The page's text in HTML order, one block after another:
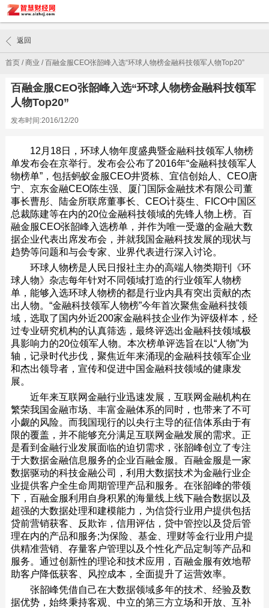
首页/商业 /百融金服CEO张韶峰入选“环球人物榜金融科技领军人物Top20”
返回
百融金服CEO张韶峰入选“环球人物榜金融科技领军
人物Top20”
发布时间:2016/12/20
12月18日，环球人物年度盛典暨金融科技领军人物榜
单发布会在京举行。发布会公布了2016年“金融科技领军人
物榜单”，包括蚂蚁金服CEO井贤栋、宜信创始人、CEO唐
宁、京东金融CEO陈生强、厦门国际金融技术有限公司董
事长曹彤、陆金所联席董事长、CEO计葵生、FICO中国区
总裁陈建等在内的20位金融科技领域的先锋人物上榜。百
融金服CEO张韶峰入选榜单，并作为唯一受邀的金融大数
据企业代表出席发布会，并就我国金融科技发展的现状与
趋势等问题和与会专家、业界代表进行深入讨论。
环球人物榜是人民日报社主办的高端人物类期刊《环
球人物》杂志每年针对不同领域打造的行业领军人物榜
单，能够入选环球人物榜的都是行业内具有突出贡献的杰
出人物。“金融科技领军人物榜”今年首次聚焦金融科技领
域，选取了国内外近200家金融科技企业作为评级样本，经
过专业研究机构的认真筛选，最终评选出金融科技领域极
具影响力的20位领军人物。本次榜单评选旨在以“人物”为
轴，记录时代步伐，聚焦近年来涌现的金融科技领军企业
和杰出领导者，宣传和促进中国金融科技领域的健康发
展。
近年来互联网金融行业迅速发展，互联网金融机构在
繁荣我国金融市场、丰富金融体系的同时，也带来了不可
小觑的风险。而我国现行的以央行主导的征信体系由于有
限的覆盖，并不能够充分满足互联网金融发展的需求。正
是看到金融行业发展面临的迫切需求，张韶峰创立了专注
于大数据金融信息服务的企业百融金服。百融金服是一家
数据驱动的科技金融公司，利用大数据技术为金融行业企
业提供客户全生命周期管理产品和服务。在张韶峰的带领
下，百融金服利用自身积累的海量线上线下融合数据以及
超强的大数据处理和建模能力，为信贷行业用户提供包括
贷前营销获客、反欺诈，信用评估，贷中管控以及贷后管
理在内的产品和服务;为保险、基金、理财等金行业用户提
供精准营销、存量客户管理以及个性化产品定制等产品和
服务。通过创新性的理论和技术应用，百融金服有效地帮
助客户降低获客、风控成本，全面提升了运营效率。
张韶峰凭借自己在大数据领域多年的技术、经验及数
据优势，始终秉持客观、中立的第三方立场和开放、互补